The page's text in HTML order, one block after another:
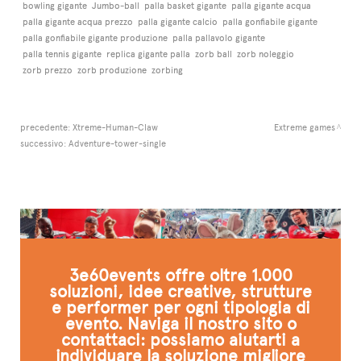
bowling gigante Jumbo-ball palla basket gigante palla gigante acqua
palla gigante acqua prezzo palla gigante calcio palla gonfiabile gigante
palla gonfiabile gigante produzione palla pallavolo gigante
palla tennis gigante replica gigante palla zorb ball zorb noleggio
zorb prezzo zorb produzione zorbing
precedente: Xtreme-Human-Claw
successivo: Adventure-tower-single
Extreme games
3e60events offre oltre 1.000
soluzioni, idee creative, strutture
e performer per ogni tipologia di
evento. Naviga il nostro sito o
contattaci: possiamo aiutarti a
individuare la soluzione migliore